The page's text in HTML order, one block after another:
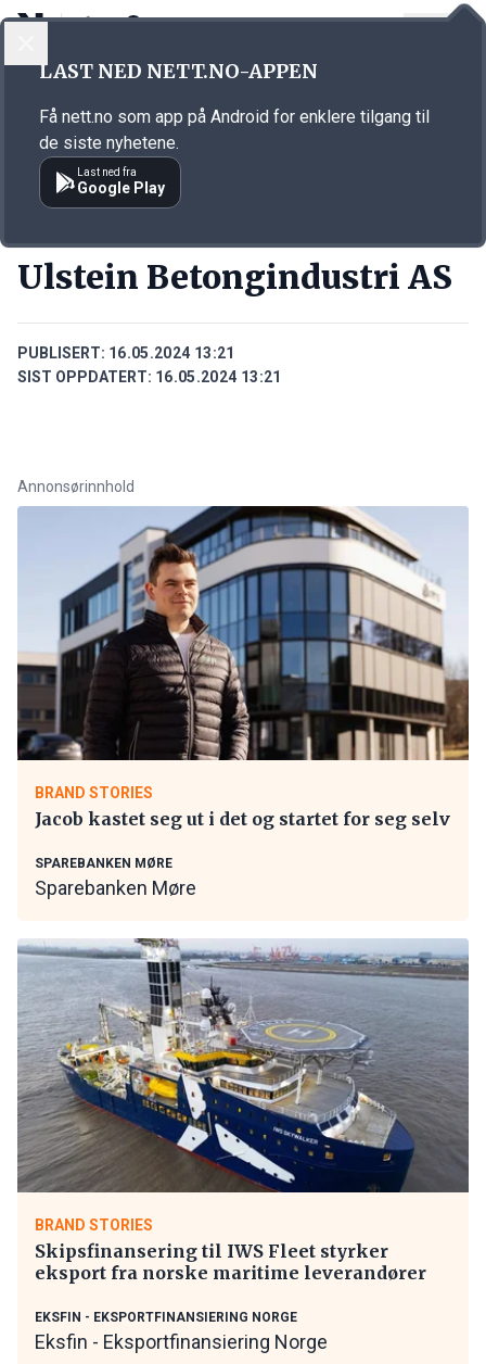
Annonsørinnhold
Ulstein Betongindustri AS
PUBLISERT: 16.05.2024 13:21
SIST OPPDATERT: 16.05.2024 13:21
Annonsørinnhold
BRAND STORIES
Jacob kastet seg ut i det og startet for seg selv
SPAREBANKEN MØRE
Sparebanken Møre
BRAND STORIES
Skipsfinansering til IWS Fleet styrker
eksport fra norske maritime leverandører
EKSFIN - EKSPORTFINANSIERING NORGE
Eksfin - Eksportfinansiering Norge
LAST NED NETT.NO-APPEN
Få nett.no som app på Android for enklere tilgang til
de siste nyhetene.
Last ned fra
Google Play